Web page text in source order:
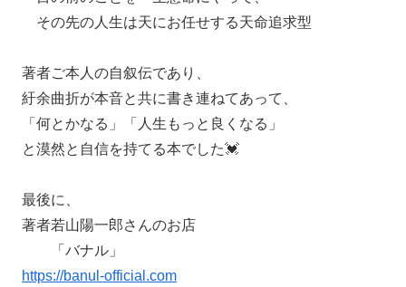
その先の人生は天にお任せする天命追求型
著者ご本人の自叙伝であり、
紆余曲折が本音と共に書き連ねてあって、
「何とかなる」「人生もっと良くなる」
と漠然と自信を持てる本でした💓
最後に、
著者若山陽一郎さんのお店
「バナル」
https://banul-official.com